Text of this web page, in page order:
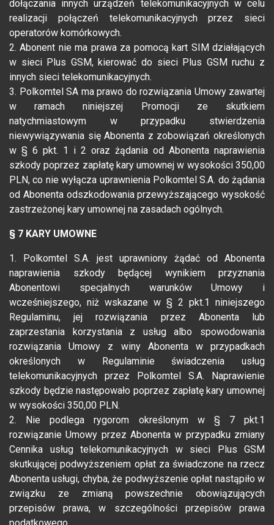
dołączania innych urządzeń telekomunikacyjnych w celu
realizacji połączeń telekomunikacyjnych przez sieci
operatorów komórkowych.
2. Abonent nie ma prawa za pomocą kart SIM działających
w sieci Plus GSM, kierować do sieci Plus GSM ruchu z
innych sieci telekomunikacyjnych.
3. Polkomtel SA ma prawo do rozwiązania Umowy zawartej
w ramach niniejszej Promocji ze skutkiem
natychmiastowym w przypadku stwierdzenia
niewywiązywania się Abonenta z zobowiązań określonych
w § 6 pkt. 1 i 2 oraz żądania od Abonenta naprawienia
szkody poprzez zapłatę kary umownej w wysokości 350,00
PLN, co nie wyłącza uprawnienia Polkomtel S.A. do żądania
od Abonenta odszkodowania przewyższającego wysokość
zastrzeżonej kary umownej na zasadach ogólnych.
§ 7 KARY UMOWNE
1. Polkomtel S.A. jest uprawniony żądać od Abonenta
naprawienia szkody będącej wynikiem przyznania
Abonentowi specjalnych warunków Umowy i
wcześniejszego, niż wskazane w § 2 pkt.1 niniejszego
Regulaminu, jej rozwiązania przez Abonenta lub
zaprzestania korzystania z usług albo spowodowania
rozwiązania Umowy z winy Abonenta w przypadkach
określonych w Regulaminie świadczenia usług
telekomunikacyjnych przez Polkomtel S.A. Naprawienie
szkody będzie następowało poprzez zapłatę kary umownej
w wysokości 350,00 PLN.
2. Nie podlega rygorom określonym w § 7 pkt.1
rozwiązanie Umowy przez Abonenta w przypadku zmiany
Cennika usług telekomunikacyjnych w sieci Plus GSM
skutkującej podwyższeniem opłat za świadczone na rzecz
Abonenta usługi, chyba, że podwyższenie opłat nastąpiło w
związku ze zmianą powszechnie obowiązujących
przepisów prawa, w szczególności przepisów prawa